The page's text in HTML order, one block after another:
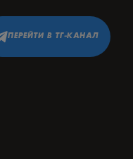
ПЕРЕЙТИ В ТГ-КАНАЛ